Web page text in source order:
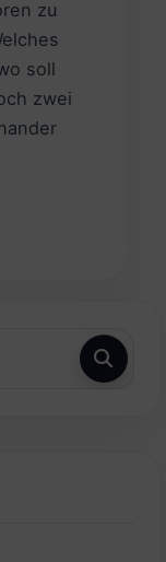
zu
soll
zwei